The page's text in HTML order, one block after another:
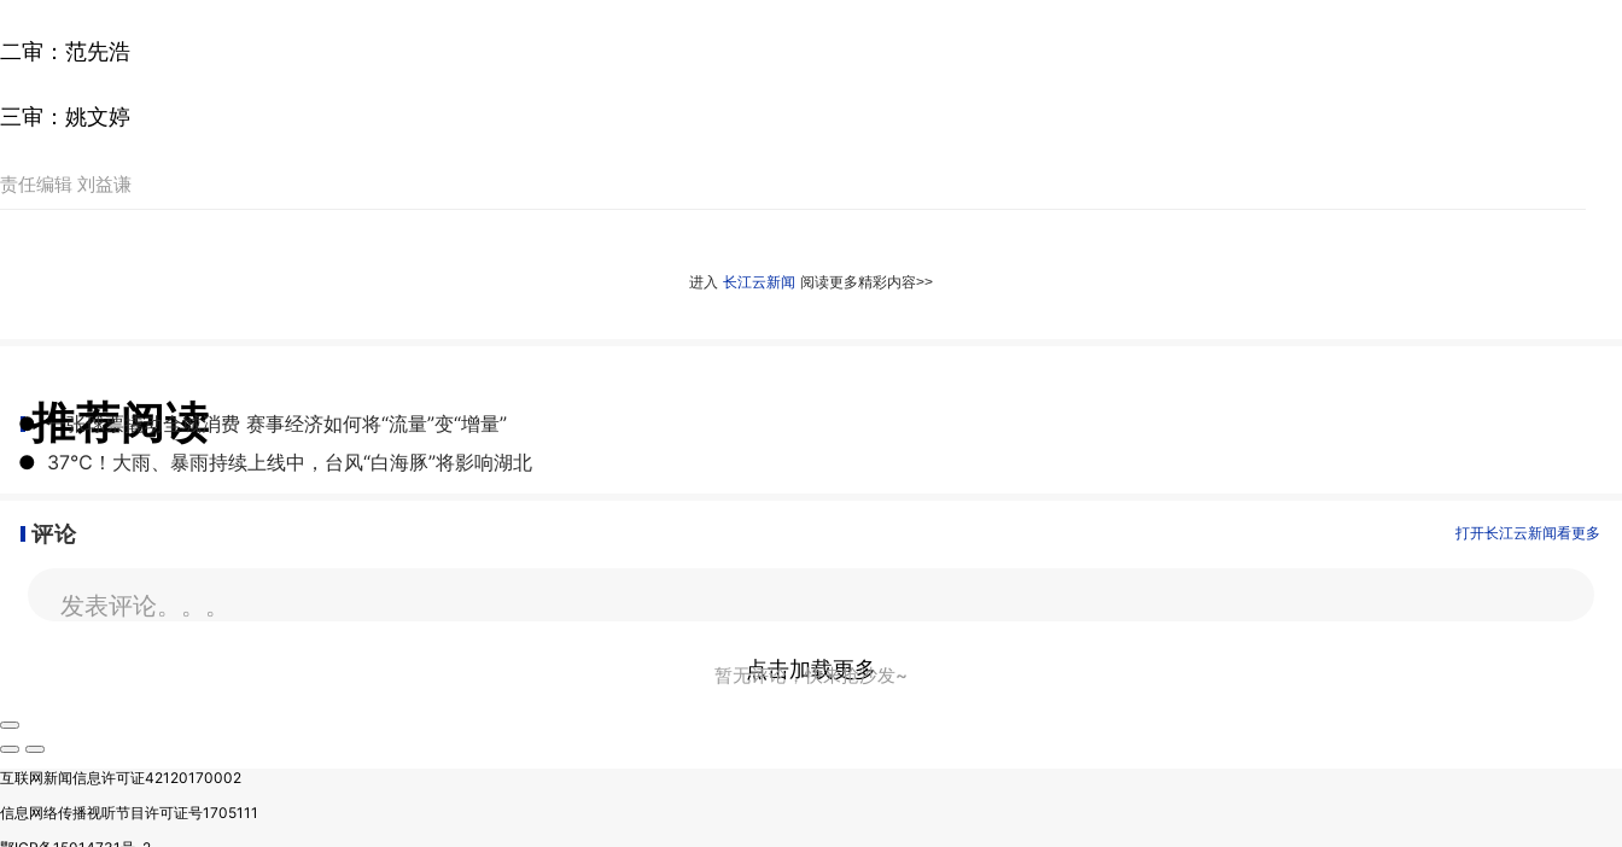
二审：范先浩
三审：姚文婷
责任编辑 刘益谦
进入 长江云新闻 阅读更多精彩内容>>
推荐阅读
● 一张球票撬动全城消费 赛事经济如何将“流量”变“增量”
● ​37℃！大雨、暴雨持续上线中，台风“白海豚”将影响湖北
评论 打开长江云新闻看更多
发表评论。。。
暂无评论，快来抢沙发~
点击加载更多
互联网新闻信息许可证42120170002
信息网络传播视听节目许可证号1705111